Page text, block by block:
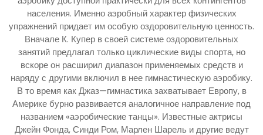
населения. Именно аэробный характер физических
упражнений придает им особую оздоровительную ценность.
Вначале К. Купер в своей системе оздоровительных
занятий предлагал только циклические виды спорта, но
вскоре он расширил диапазон применяемых средств и
наряду с другими включил в нее гимнастическую аэробику.
В то время как Джаз—гимнастика захватывает Европу, в
Америке бурно развивается аналогичное направление под
названием «аэробические танцы». Известные актрисы
Джейн Фонда, Синди Ром, Марлен Шарель и другие ведут